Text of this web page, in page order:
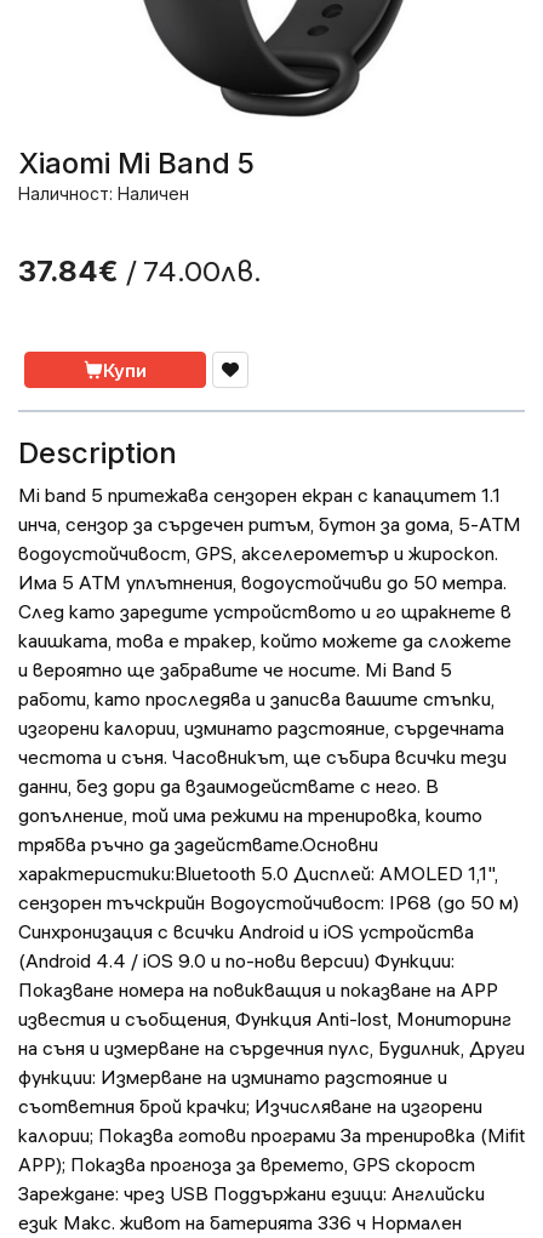
Xiaomi Mi Band 5
Наличност: Наличен
37.84€ / 74.00лв.
Купи
Description
Mi band 5 притежава сензорен екран с капацитет 1.1
инча, сензор за сърдечен ритъм, бутон за дома, 5-ATM
водоустойчивост, GPS, акселерометър и жироскоп.
Има 5 ATM уплътнения, водоустойчиви до 50 метра.
След като заредите устройството и го щракнете в
каишката, това е тракер, който можете да сложете
и вероятно ще забравите че носите. Mi Band 5
работи, като проследява и записва вашите стъпки,
изгорени калории, изминато разстояние, сърдечната
честота и съня. Часовникът, ще събира всички тези
данни, без дори да взаимодействате с него. В
допълнение, той има режими на тренировка, които
трябва ръчно да задействате.Основни
характеристики:Bluetooth 5.0 Дисплей: AMOLED 1,1",
сензорен тъчскрийн Водоустойчивост: IP68 (до 50 м)
Синхронизация с всички Android и iOS устройства
(Android 4.4 / iOS 9.0 и по-нови версии) Функции:
Показване номера на повикващия и показване на APP
известия и съобщения, Функция Anti-lost, Мониторинг
на съня и измерване на сърдечния пулс, Будилник, Други
функции: Измерване на изминато разстояние и
съответния брой крачки; Изчисляване на изгорени
калории; Показва готови програми За тренировка (Mifit
APP); Показва прогноза за времето, GPS скорост
Зареждане: чрез USB Поддържани езици: Английски
език Макс. живот на батерията 336 ч Нормален